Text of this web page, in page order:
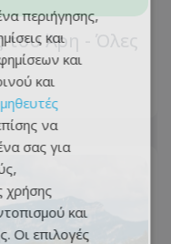
του Άρη - Όλες
περιήγησης,
και
και
και
να
σας για
χρήσης
και
Οι επιλογές